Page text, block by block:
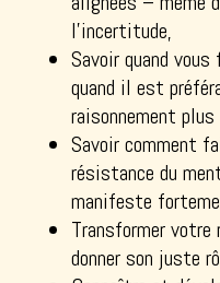
l’incertitude,
Savoir quand
quand il est
raisonnement
Savoir comment
résistance du
manifeste
Transformer
donner son juste